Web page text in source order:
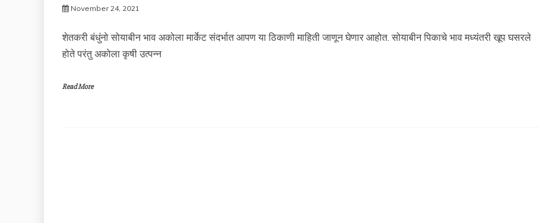
November 24, 2021
शेतकरी बंधुंनो सोयाबीन भाव अकोला मार्केट संदर्भात आपण या ठिकाणी माहिती जाणून घेणार आहोत. सोयाबीन पिकाचे भाव मध्यंतरी खूप घसरले
होते परंतु अकोला कृषी उत्पन्न
Read More